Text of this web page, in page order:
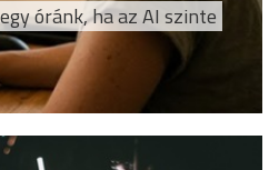
óránk, ha az AI szinte